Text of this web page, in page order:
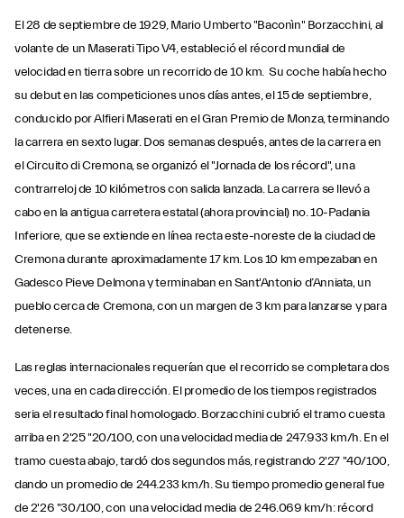
El 28 de septiembre de 1929, Mario Umberto "Baconìn" Borzacchini, al
volante de un Maserati Tipo V4, estableció el récord mundial de
velocidad en tierra sobre un recorrido de 10 km. Su coche había hecho
su debut en las competiciones unos días antes, el 15 de septiembre,
conducido por Alfieri Maserati en el Gran Premio de Monza, terminando
la carrera en sexto lugar. Dos semanas después, antes de la carrera en
el Circuito di Cremona, se organizó el "Jornada de los récord", una
contrarreloj de 10 kilómetros con salida lanzada. La carrera se llevó a
cabo en la antigua carretera estatal (ahora provincial) no. 10-Padania
Inferiore, que se extiende en línea recta este-noreste de la ciudad de
Cremona durante aproximadamente 17 km. Los 10 km empezaban en
Gadesco Pieve Delmona y terminaban en Sant'Antonio d’Anniata, un
pueblo cerca de Cremona, con un margen de 3 km para lanzarse y para
detenerse.
Las reglas internacionales requerían que el recorrido se completara dos
veces, una en cada dirección. El promedio de los tiempos registrados
seria el resultado final homologado. Borzacchini cubrió el tramo cuesta
arriba en 2'25 "20/100, con una velocidad media de 247.933 km/h. En el
tramo cuesta abajo, tardó dos segundos más, registrando 2'27 "40/100,
dando un promedio de 244.233 km/h. Su tiempo promedio general fue
de 2'26 "30/100, con una velocidad media de 246.069 km/h: récord